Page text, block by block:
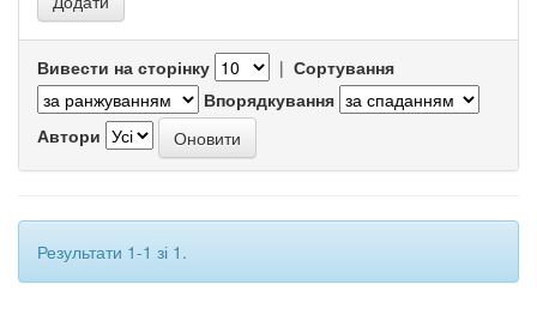
Вивести на сторінку | Сортування
Впорядкування
Автори
Результати 1-1 зі 1.